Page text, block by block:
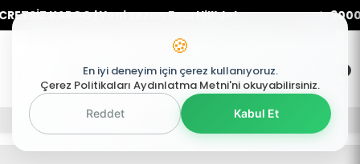
KARGO | Yeni sezon FourHill’de! ✨
Mobil Menü
Mobil Menü
Mobil Menü
🍪
En iyi deneyim için çerez kullanıyoruz.
Çerez Politikaları Aydınlatma Metni'ni okuyabilirsiniz.
Reddet Kabul Et